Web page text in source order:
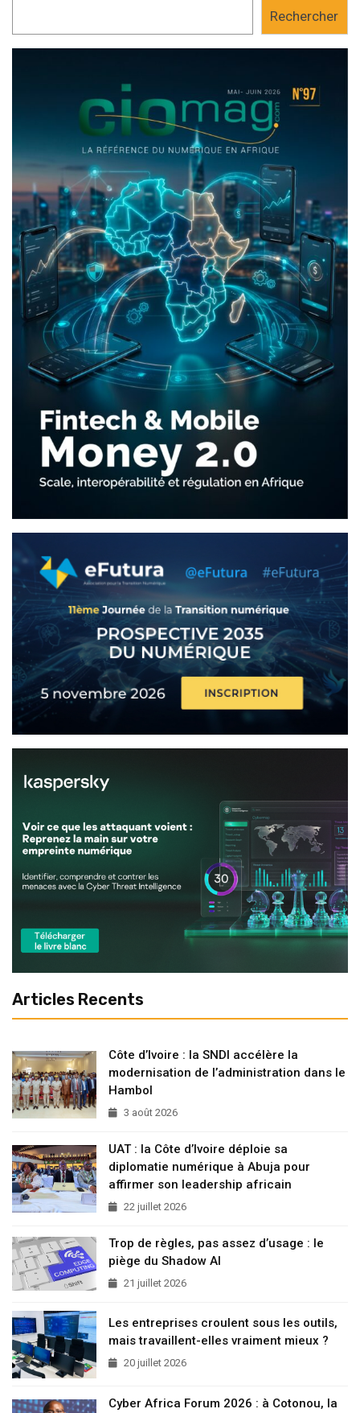
Rechercher
Articles Recents
Côte d’Ivoire : la SNDI accélère la
modernisation de l’administration dans le
Hambol
3 août 2026
UAT : la Côte d’Ivoire déploie sa
diplomatie numérique à Abuja pour
affirmer son leadership africain
22 juillet 2026
Trop de règles, pas assez d’usage : le
piège du Shadow AI
21 juillet 2026
Les entreprises croulent sous les outils,
mais travaillent-elles vraiment mieux ?
20 juillet 2026
Cyber Africa Forum 2026 : à Cotonou, la